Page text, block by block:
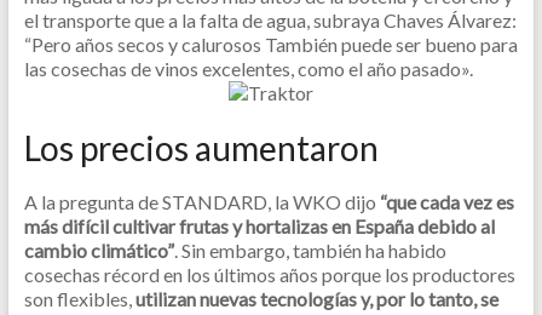
el transporte que a la falta de agua, subraya Chaves Álvarez:
“Pero años secos y calurosos También puede ser bueno para
las cosechas de vinos excelentes, como el año pasado».
Los precios aumentaron
A la pregunta de STANDARD, la WKO dijo “que cada vez es
más difícil cultivar frutas y hortalizas en España debido al
cambio climático”. Sin embargo, también ha habido
cosechas récord en los últimos años porque los productores
son flexibles, utilizan nuevas tecnologías y, por lo tanto, se